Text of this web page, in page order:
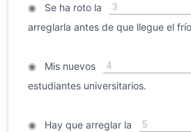
◉Se ha roto la 3
arreglarla antes de que llegue el
◉Mis nuevos 4
estudiantes universitarios.
◉Hay que arreglar la 5